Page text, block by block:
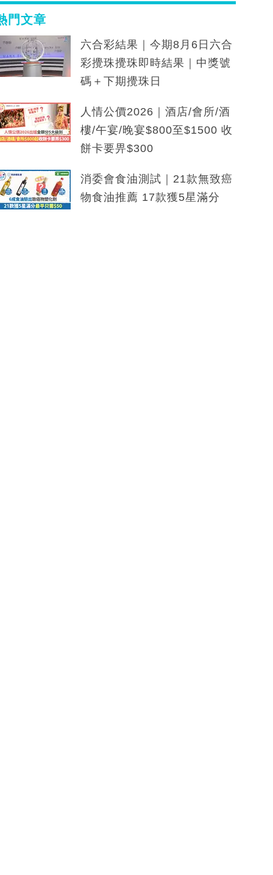
門文章
六合彩結果｜今期8月6日六合
彩攪珠攪珠即時結果｜中獎號
碼＋下期攪珠日
人情公價2026｜酒店/會所/酒
樓/午宴/晚宴$800至$1500 收
餅卡要畀$300
消委會食油測試｜21款無致癌
物食油推薦 17款獲5星滿分